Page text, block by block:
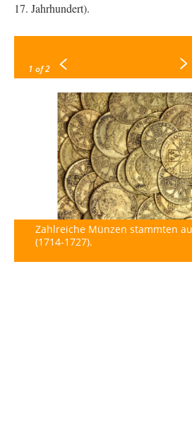
17. Jahrhundert).
1 of 2
Zahlreiche Münzen stammten
(1714-1727).